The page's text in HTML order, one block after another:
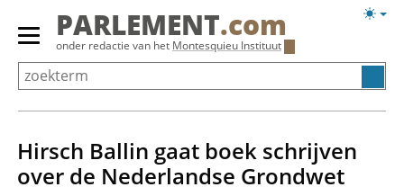
Overslaan
Primair
menu
tonen/verbergen
PARLEMENT.com
onder redactie van het Montesquieu Instituut
Hirsch Ballin gaat boek schrijven
over de Nederlandse Grondwet